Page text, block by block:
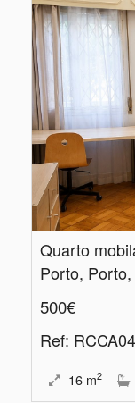
Porto,
500€
Ref: RCCA04
16 m2